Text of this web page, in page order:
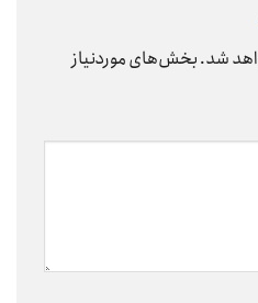
شد.بخش‌های موردنیاز